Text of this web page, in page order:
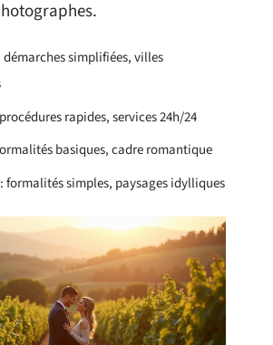
démarches simplifiées, villes
rapides, services 24h/24
basiques, cadre romantique
: formalités simples, paysages idylliques